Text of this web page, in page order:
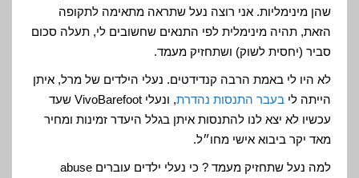
שהן מינימליות. אני רוצה נעל שתראה מתאימה לתקופה
הזאת, תהיה מינימלית לפי התנאים שחשובים לי, תעלה סכום
סביר (יחסית לשוק) ושתחזיק מעמד.
לא היו לי באמת הרבה קנדידטים. נעלי הילדים של מרל, איתן
הייתה לי בעבר התנסות נהדרת
, ונעלי VivoBarefoot שעד
עכשיו לא יצא לנו להתנסות איתן בגלל היעדר זמינות ומחיר
מאד יקר ביבוא אישי מחו״ל.
למה נעל שתחזיק מעמד ? כי נעלי ילדים עוברים abuse